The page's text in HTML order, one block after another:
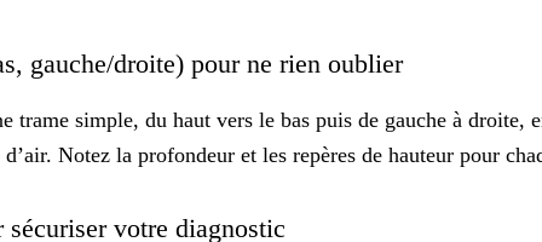
gauche/droite) pour ne rien oublier
trame simple, du haut vers le bas puis de gauche à
Notez la profondeur et les repères de hauteur pour
votre diagnostic